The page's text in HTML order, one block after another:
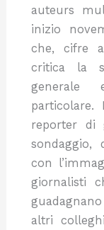
auteurs
inizio
che, cifre
critica la
generale
particolare.
reporter di
con
giornalisti
altri